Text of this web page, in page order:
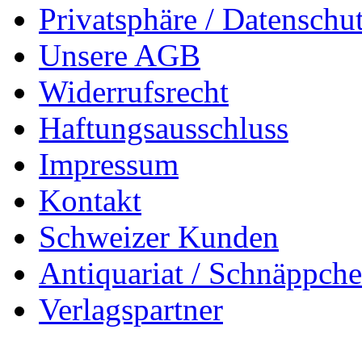
Privatsphäre /
Unsere AGB
Widerrufsrecht
Haftungsausschluss
Impressum
Kontakt
Schweizer Kunden
Antiquariat /
Verlagspartner